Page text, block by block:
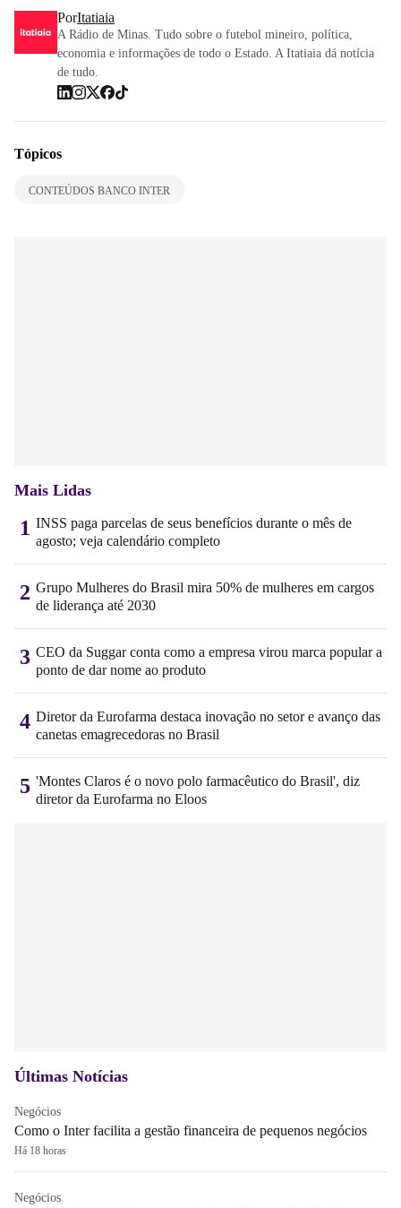
PorItatiaia
A Rádio de Minas. Tudo sobre o futebol mineiro, política,
economia e informações de todo o Estado. A Itatiaia dá notícia
de tudo.
Tópicos
CONTEÚDOS BANCO INTER
Mais Lidas
1 INSS paga parcelas de seus benefícios durante o mês de
agosto; veja calendário completo
2 Grupo Mulheres do Brasil mira 50% de mulheres em cargos
de liderança até 2030
3 CEO da Suggar conta como a empresa virou marca popular a
ponto de dar nome ao produto
4 Diretor da Eurofarma destaca inovação no setor e avanço das
canetas emagrecedoras no Brasil
5 'Montes Claros é o novo polo farmacêutico do Brasil', diz
diretor da Eurofarma no Eloos
Últimas Notícias
Negócios
Como o Inter facilita a gestão financeira de pequenos negócios
Há 18 horas
Negócios